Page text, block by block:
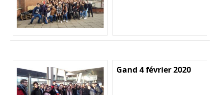
Gand 4 février 2020